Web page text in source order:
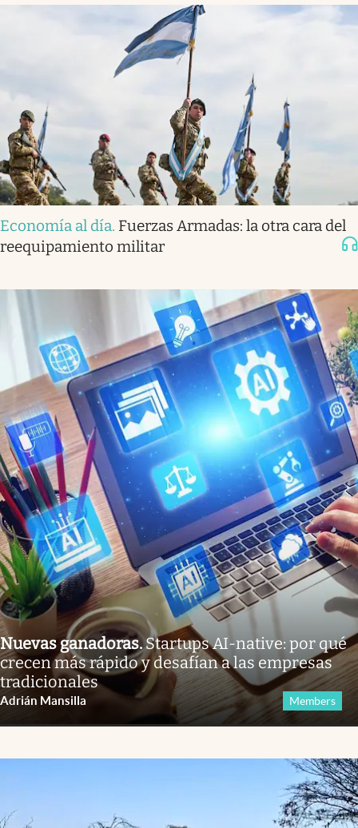
Economía al día. Fuerzas Armadas: la otra cara del
reequipamiento militar
Nuevas ganadoras.Startups AI-native: por qué
crecen más rápido y desafían a las empresas
tradicionales
Adrián Mansilla Members